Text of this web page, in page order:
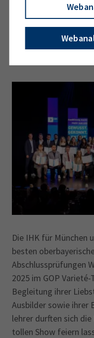
Was tun,
Ehrung der
Die IHK für München
besten
Abschlussprüfungen
2025 im GOP
Begleitung ihrer
Ausbilder sowie ihrer
lehrer durften sich
tollen Show feiern